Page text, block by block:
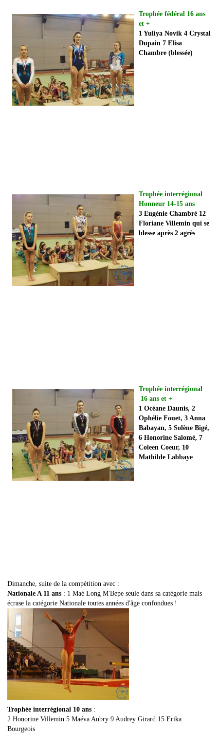
Trophée fédéral 16 ans
et +
1 Yuliya Novik 4 Crystal
Dupain 7 Elisa
Chambre (blessée)
Trophée interrégional
Honneur 14-15 ans
3 Eugénie Chambré 12
Floriane Villemin qui se
blesse après 2 agrès
Trophée interrégional
16 ans et +
1 Océane Daunis, 2
Ophélie Fouet, 3 Anna
Babayan, 5 Solène Bigé,
6 Honorine Salomé, 7
Coleen Coeur, 10
Mathilde Labbaye
Dimanche, suite de la compétition avec :
Nationale A 11 ans : 1 Maé Long M'Bepe seule dans sa catégorie mais
écrase la catégorie Nationale toutes années d'âge confondues !
Trophée interrégional 10 ans :
2 Honorine Villemin 5 Maéva Aubry 9 Audrey Girard 15 Erika
Bourgeois